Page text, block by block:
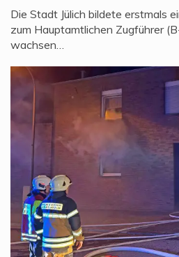
Die Stadt Jülich bildete erstmals
zum Hauptamtlichen Zugführer
wachsen…